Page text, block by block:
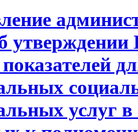
услуг в